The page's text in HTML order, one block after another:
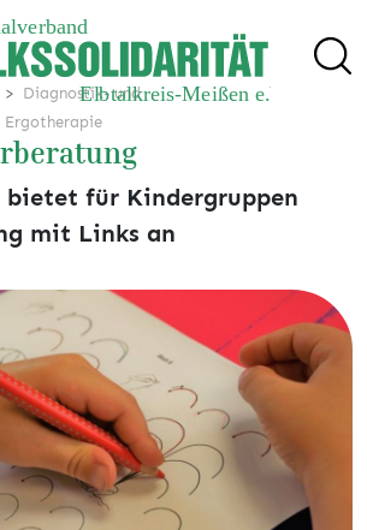
Diagnostik- und
Ergotherapie
bietet für Kindergruppen
mit Links an